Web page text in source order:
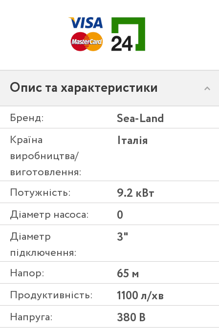
Опис та характеристики
Бренд: Sea-Land
Країна
виробництва/
виготовлення:
Італія
Потужність: 9.2 кВт
Діаметр насоса: 0
Діаметр
підключення:
3"
Напор: 65 м
Продуктивність: 1100 л/хв
Напруга: 380 В